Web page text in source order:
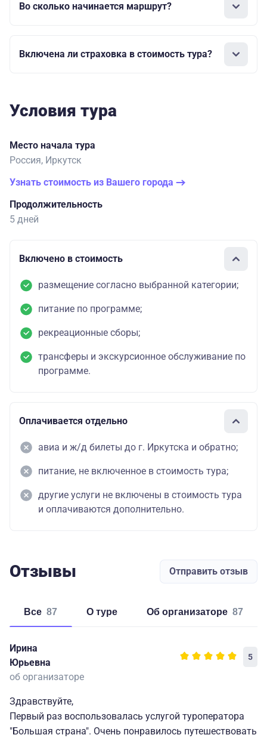
Во сколько начинается маршрут?
Включена ли страховка в стоимость тура?
Условия тура
Место начала тура
Россия, Иркутск
Узнать стоимость из Вашего города
Продолжительность
5 дней
Включено в стоимость
размещение согласно выбранной категории;
питание по программе;
рекреационные сборы;
трансферы и экскурсионное обслуживание по
программе.
Оплачивается отдельно
авиа и ж/д билеты до г. Иркутска и обратно;
питание, не включенное в стоимость тура;
другие услуги не включены в стоимость тура
и оплачиваются дополнительно.
Отзывы Отправить отзыв
Все 87 о туре об организаторе 87
Ирина
Юрьевна
5
об организаторе
Здравствуйте,
Первый раз воспользовалась услугой туроператора
"Большая страна". Очень понравилось путешествовать